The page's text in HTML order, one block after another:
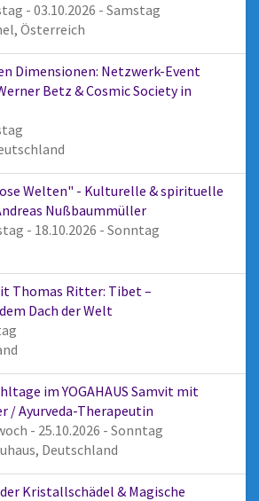
- 03.10.2026 - Samstag
Österreich
Dimensionen: Netzwerk-Event
Betz & Cosmic Society in
Welten" - Kulturelle & spirituelle
Nußbaummüller
- 18.10.2026 - Sonntag
Thomas Ritter: Tibet –
Dach der Welt
im YOGAHAUS Samvit mit
/ Ayurveda-Therapeutin
- 25.10.2026 - Sonntag
Deutschland
Kristallschädel & Magische